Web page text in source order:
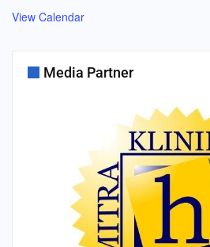
View Calendar
Media Partner